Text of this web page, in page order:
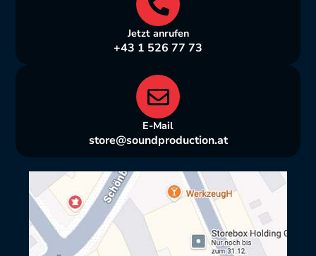
Jetzt anrufen
+43 1 526 77 73
E-Mail
store@soundproduction.at